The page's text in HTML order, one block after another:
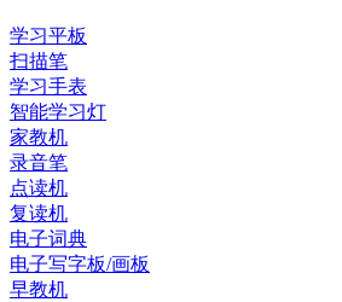
学习平板
扫描笔
学习手表
智能学习灯
家教机
录音笔
点读机
复读机
电子词典
电子写字板/画板
早教机